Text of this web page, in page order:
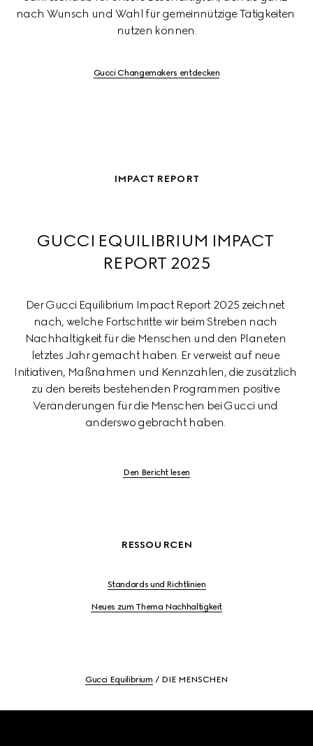
nach Wunsch und Wahl für gemeinnützige Tätigkeiten
nutzen können.
Gucci Changemakers entdecken
IMPACT REPORT
GUCCI EQUILIBRIUM IMPACT
REPORT 2025
Der Gucci Equilibrium Impact Report 2025 zeichnet
nach, welche Fortschritte wir beim Streben nach
Nachhaltigkeit für die Menschen und den Planeten
letztes Jahr gemacht haben. Er verweist auf neue
Initiativen, Maßnahmen und Kennzahlen, die zusätzlich
zu den bereits bestehenden Programmen positive
Veränderungen für die Menschen bei Gucci und
anderswo gebracht haben.
Den Bericht lesen
RESSOURCEN
Standards und Richtlinien
Neues zum Thema Nachhaltigkeit
Gucci Equilibrium DIE MENSCHEN